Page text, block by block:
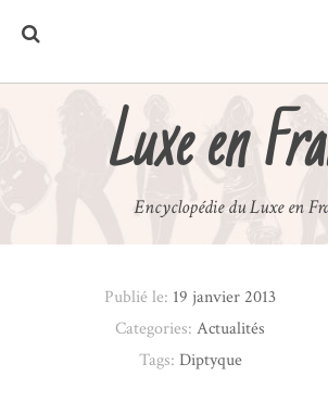
Luxe en
Encyclopédie du Luxe en
Publié le: 19 janvier 2013
Categories:Actualités
Tags: Diptyque